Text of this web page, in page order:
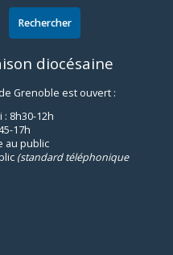
diocésaine
Grenoble est ouvert :
8h30-12h
17h
au public
(standard téléphonique